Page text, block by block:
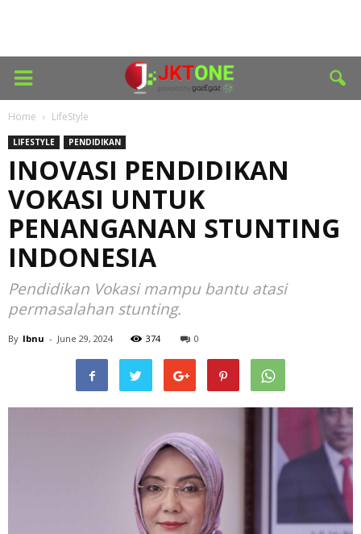
Home LifeStyle
LIFESTYLE PENDIDIKAN
INOVASI PENDIDIKAN
VOKASI UNTUK
PENANGANAN STUNTING
INDONESIA
Pendidikan Vokasi mampu bantu atasi
permasalahan stunting.
By Ibnu - June 29, 2024 374 0